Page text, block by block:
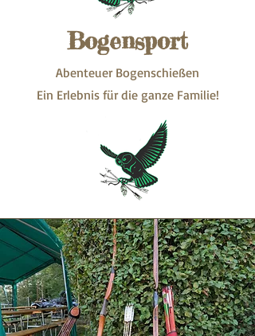
Bogensport
Abenteuer Bogenschießen
Ein Erlebnis für die ganze Familie!